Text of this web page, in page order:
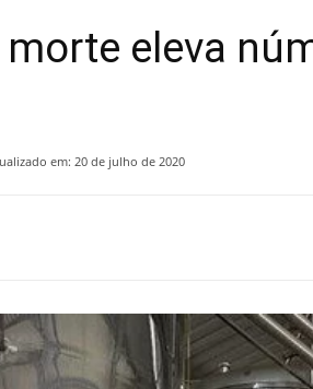
morte eleva
em: 20 de julho de 2020